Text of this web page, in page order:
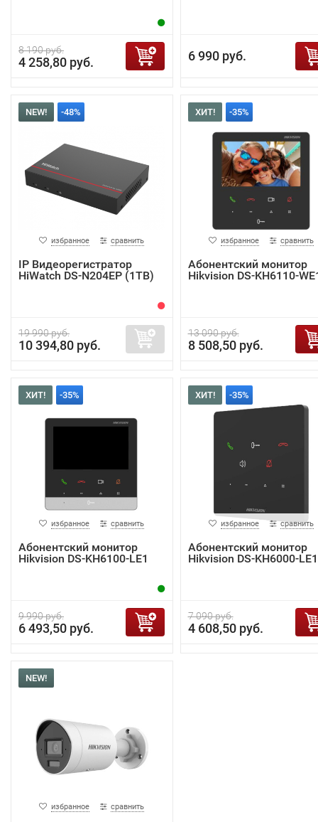
8 190 руб.
4 258,80 руб. 6 990 руб.
NEW! -48%
избранное сравнить
IP Видеорегистратор
HiWatch DS-N204EP (1TB)
19 990 руб.
10 394,80 руб.
ХИТ! -35%
избранное сравнить
Абонентский монитор
Hikvision DS-KH6110-
13 090 руб.
8 508,50 руб.
ХИТ! -35%
избранное сравнить
Абонентский монитор
Hikvision DS-KH6100-LE1
9 990 руб.
6 493,50 руб.
ХИТ! -35%
избранное сравнить
Абонентский монитор
Hikvision DS-KH6000-LE1
7 090 руб.
4 608,50 руб.
NEW!
избранное сравнить